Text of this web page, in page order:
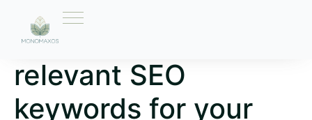
Ετικέτα:
relevant SEO
keywords for your